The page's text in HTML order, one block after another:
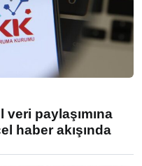
veri paylaşımına
haber akışında